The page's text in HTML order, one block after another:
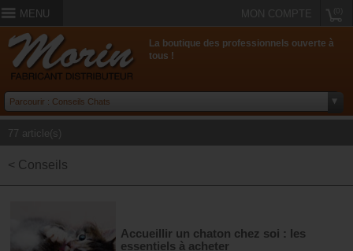
MENU MON COMPTE
La boutique des professionnels ouverte à
tous !
77 article(s)
< Conseils
Accueillir un chaton chez soi : les
essentiels à acheter